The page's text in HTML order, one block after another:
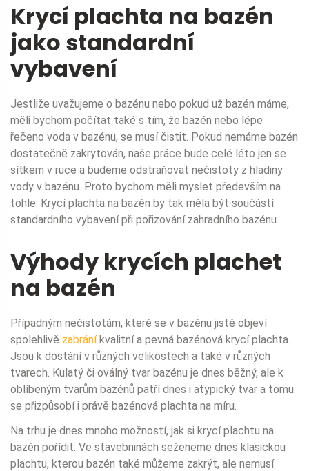
Krycí plachta na bazén
jako standardní
vybavení
Jestliže uvažujeme o bazénu nebo pokud už bazén máme,
měli bychom počítat také s tím, že bazén nebo lépe
řečeno voda v bazénu, se musí čistit. Pokud nemáme bazén
dostatečně zakrytován, naše práce bude celé léto jen se
sítkem v ruce a budeme odstraňovat nečistoty z hladiny
vody v bazénu. Proto bychom měli myslet především na
tohle. Krycí plachta na bazén by tak měla být součástí
standardního vybavení při pořizování zahradního bazénu.
Výhody krycích plachet
na bazén
Případným nečistotám, které se v bazénu jistě objeví
spolehlivě zabráníkvalitní a pevná bazénová krycí plachta.
Jsou k dostání v různých velikostech a také v různých
tvarech. Kulatý či oválný tvar bazénu je dnes běžný, ale k
oblíbeným tvarům bazénů patří dnes i atypický tvar a tomu
se přizpůsobí i právě bazénová plachta na míru.
Na trhu je dnes mnoho možností, jak si krycí plachtu na
bazén pořídit. Ve stavebninách seženeme dnes klasickou
plachtu, kterou bazén také můžeme zakrýt, ale nemusí